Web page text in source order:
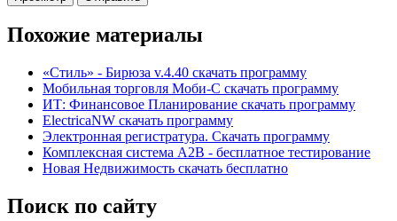
Похожие материалы
«Стиль» - Бирюза v.4.40 скачать программу
Мобильная торговля Моби-С скачать программу
ИТ: Финансовое Планирование скачать программу
ElectricaNW скачать программу
Электронная регистратура. Скачать программу
Комплексная система A2B - бесплатное тестирование
Новая Недвижимость скачать бесплатно
Поиск по сайту